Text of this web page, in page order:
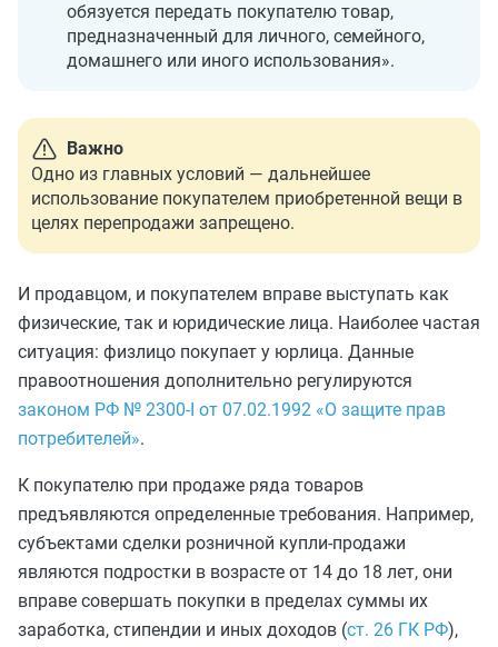
обязуется передать покупателю товар,
предназначенный для личного, семейного,
домашнего или иного использования».
Важно
Одно из главных условий — дальнейшее
использование покупателем приобретенной вещи в
целях перепродажи запрещено.
И продавцом, и покупателем вправе выступать как
физические, так и юридические лица. Наиболее частая
ситуация: физлицо покупает у юрлица. Данные
правоотношения дополнительно регулируются
законом РФ № 2300-I от 07.02.1992 «О защите прав
потребителей».
К покупателю при продаже ряда товаров
предъявляются определенные требования. Например,
субъектами сделки розничной купли-продажи
являются подростки в возрасте от 14 до 18 лет, они
вправе совершать покупки в пределах суммы их
заработка, стипендии и иных доходов (ст. 26 ГК РФ),